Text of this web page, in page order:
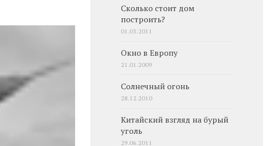
Сколько стоит дом
построить?
01.03.2011
Окно в Европу
21.01.2009
Солнечный огонь
28.12.2010
Китайский взгляд на бурый
уголь
29.06.2011